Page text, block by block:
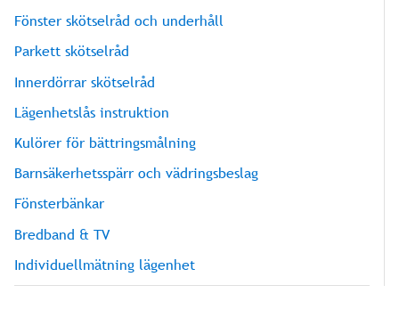
Fönster skötselråd och underhåll
Parkett skötselråd
Innerdörrar skötselråd
Lägenhetslås instruktion
Kulörer för bättringsmålning
Barnsäkerhetsspärr och vädringsbeslag
Fönsterbänkar
Bredband & TV
Individuellmätning lägenhet